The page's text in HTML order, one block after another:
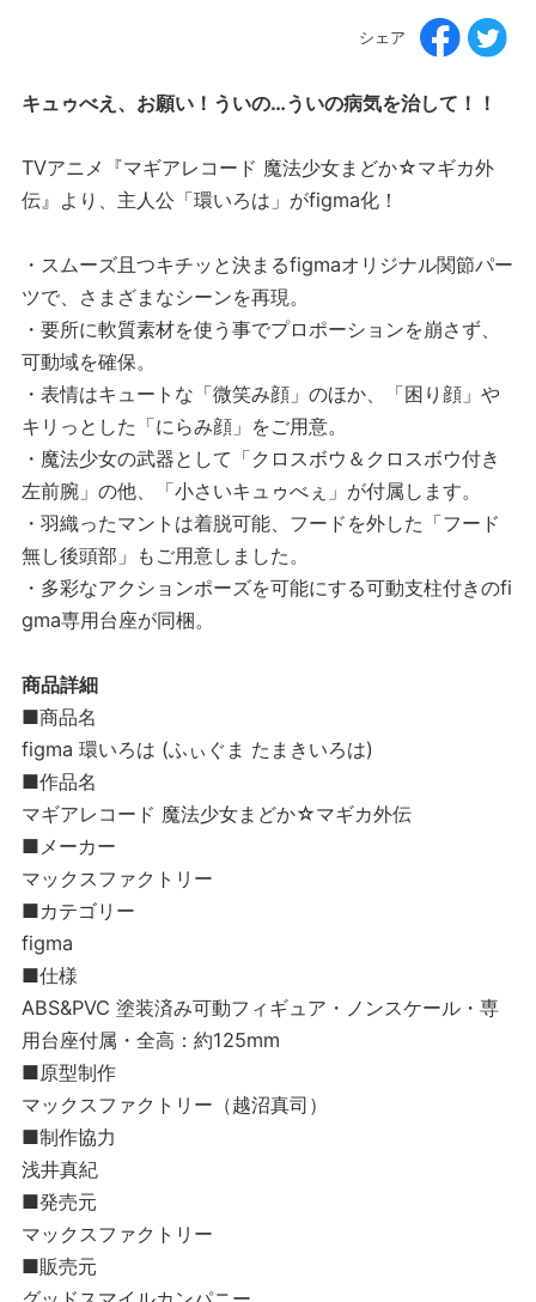
シェア
キュゥべえ、お願い！ういの…ういの病気を治して！！
TVアニメ『マギアレコード 魔法少女まどか☆マギカ外
伝』より、主人公「環いろは」がfigma化！
・スムーズ且つキチッと決まるfigmaオリジナル関節パー
ツで、さまざまなシーンを再現。
・要所に軟質素材を使う事でプロポーションを崩さず、
可動域を確保。
・表情はキュートな「微笑み顔」のほか、「困り顔」や
キリっとした「にらみ顔」をご用意。
・魔法少女の武器として「クロスボウ＆クロスボウ付き
左前腕」の他、「小さいキュゥべぇ」が付属します。
・羽織ったマントは着脱可能、フードを外した「フード
無し後頭部」もご用意しました。
・多彩なアクションポーズを可能にする可動支柱付きのfi
gma専用台座が同梱。
商品詳細
■商品名
figma 環いろは (ふぃぐま たまきいろは)
■作品名
マギアレコード 魔法少女まどか☆マギカ外伝
■メーカー
マックスファクトリー
■カテゴリー
figma
■仕様
ABS&PVC 塗装済み可動フィギュア・ノンスケール・専
用台座付属・全高：約125mm
■原型制作
マックスファクトリー（越沼真司）
■制作協力
浅井真紀
■発売元
マックスファクトリー
■販売元